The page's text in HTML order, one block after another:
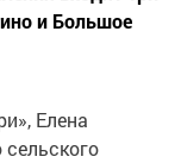
и Большое
Елена